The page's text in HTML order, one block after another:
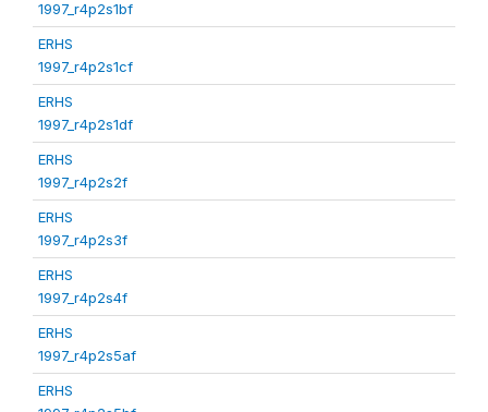
1997_r4p2s1bf
ERHS
1997_r4p2s1cf
ERHS
1997_r4p2s1df
ERHS
1997_r4p2s2f
ERHS
1997_r4p2s3f
ERHS
1997_r4p2s4f
ERHS
1997_r4p2s5af
ERHS